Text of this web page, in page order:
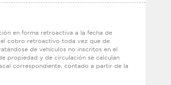
en forma retroactiva a la fecha de
cobro retroactivo toda vez que de
de vehículos no inscritos en el
propiedad y de circulación se calculan
correspondiente, contado a partir de la